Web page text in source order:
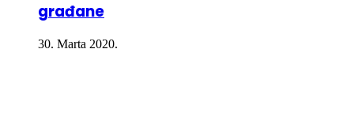
građane
30. Marta 2020.